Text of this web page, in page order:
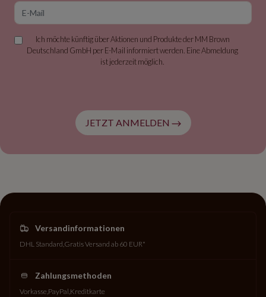
Ich möchte künftig über Aktionen und Produkte der MM Brown
Deutschland GmbH per E-Mail informiert werden. Eine Abmeldung
ist jederzeit möglich.
JETZT ANMELDEN
Versandinformationen
DHL Standard Gratis Versand ab 60 EUR*
Zahlungsmethoden
Vorkasse PayPal Kreditkarte